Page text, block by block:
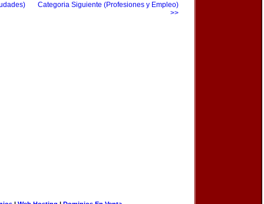
Categoria Siguiente (Profesiones y Empleo)
>>